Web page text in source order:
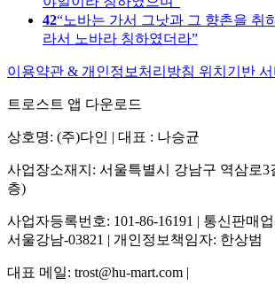
42 노바는 가서 그낫과 그 향촌을 취
라서 노바라 칭하였더라
이용약관 & 개인정보처리방침 위치기반
트로스트 앱 다운로드
상호명: (주)다인 | 대표 : 나승균
사업장소재지: 서울특별시 강남구 역삼로3
층)
사업자등록번호: 101-86-16191 | 통신판매
서울강남-03821 | 개인정보책임자: 한상범
대표 메일: trost@hu-mart.com |